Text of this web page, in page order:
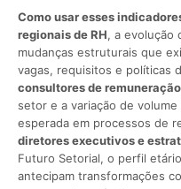
Como usar esses
regionais de RH, a evolução
mudanças estruturais que
vagas, requisitos e políticas
consultores de
setor e a variação de
esperada em processos de
diretores executivos e
Futuro Setorial, o perfil
antecipam transformações